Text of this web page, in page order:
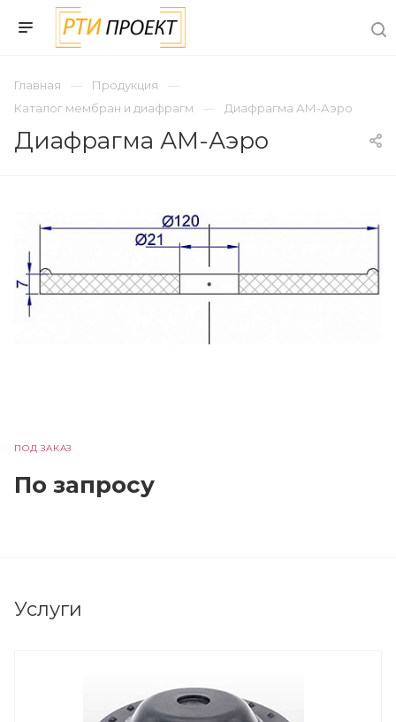
Главная
Продукция
Каталог мембран и диафрагм
Диафрагма АМ-Аэро
Диафрагма АМ-Аэро
ПОД ЗАКАЗ
По запросу
Услуги